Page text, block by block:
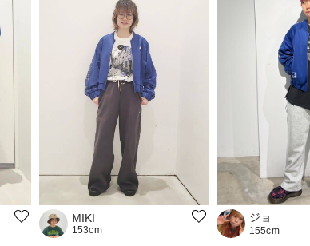
MIKI
153cm
ジョ
155cm